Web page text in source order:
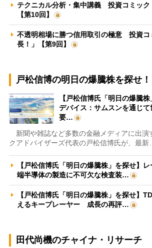
テクニカル分析・集中講義 投資コミック
【第10回】
不透明相場に勝つ信用取引の極意 投資コ
長！」【第9回】
戸松信博の明日の爆騰株を探せ！
【戸松信博氏「明日の爆騰
デバイス：サムスンを通じ
要…
新聞や雑誌など多数の金融メディアに出演
クアドバイザーズ代表の戸松信博氏が、最新…
【戸松信博氏「明日の爆騰株」を探せ】
端半導体の製造に不可欠な検査装…
【戸松信博氏「明日の爆騰株」を探せ】
えるキープレーヤー 成長の再評…
田代尚機のチャイナ・リサーチ